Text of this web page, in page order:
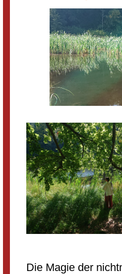
Die Magie der